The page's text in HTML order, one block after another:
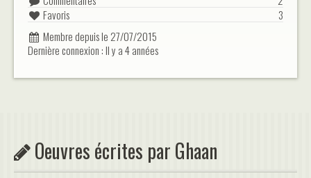
Favoris
3
Membre depuis le 27/07/2015
Dernière connexion : Il y a 4 années
Oeuvres écrites par Ghaan